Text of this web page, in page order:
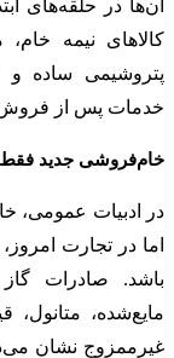
آن‌ها در حلقه‌های
کالاهای نیمه
پتروشیمی ساده و
خدمات پس از فروش
خام‌فروشی جدید
در ادبیات عمومی،
اما در تجارت
باشد. صادرات گاز
مایع‌شده، متانول،
غیرممزوج نشان